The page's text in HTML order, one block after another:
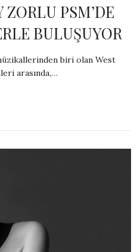
ZORLU PSM’DE
BULUŞUYOR
biri olan West
arasında,…